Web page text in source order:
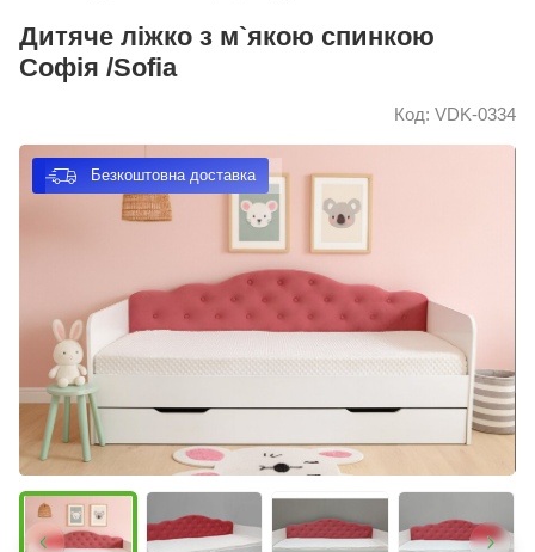
Дитяче ліжко з м`якою спинкою
Софія /Sofia
Код: VDK-0334
Безкоштовна доставка